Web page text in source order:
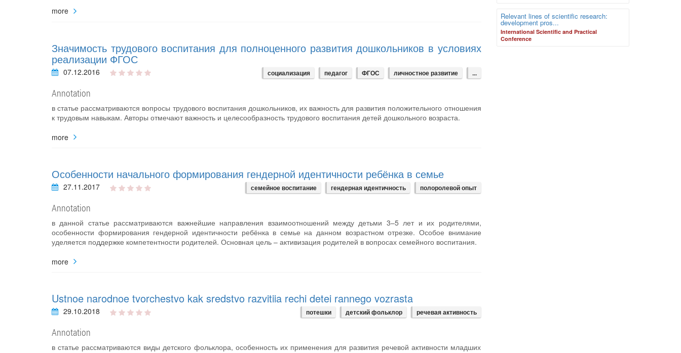
more
Значимость трудового воспитания для полноценного развития дошкольников в условиях
реализации ФГОС
07.12.2016 социализация педагог ФГОС личностное развитие ...
Annotation
в статье рассматриваются вопросы трудового воспитания дошкольников, их важность для развития положительного отношения
к трудовым навыкам. Авторы отмечают важность и целесообразность трудового воспитания детей дошкольного возраста.
more
Особенности начального формирования гендерной идентичности ребёнка в семье
27.11.2017 семейное воспитание гендерная идентичность полоролевой опыт
Annotation
в данной статье рассматриваются важнейшие направления взаимоотношений между детьми 3–5 лет и их родителями,
особенности формирования гендерной идентичности ребёнка в семье на данном возрастном отрезке. Особое внимание
уделяется поддержке компетентности родителей. Основная цель – активизация родителей в вопросах семейного воспитания.
more
Ustnoe narodnoe tvorchestvo kak sredstvo razvitiia rechi detei rannego vozrasta
29.10.2018 потешки детский фольклор речевая активность
Annotation
в статье рассматриваются виды детского фольклора, особенность их применения для развития речевой активности младших
Relevant lines of scientific research:
development pros...
International Scientific and Practical
Conference